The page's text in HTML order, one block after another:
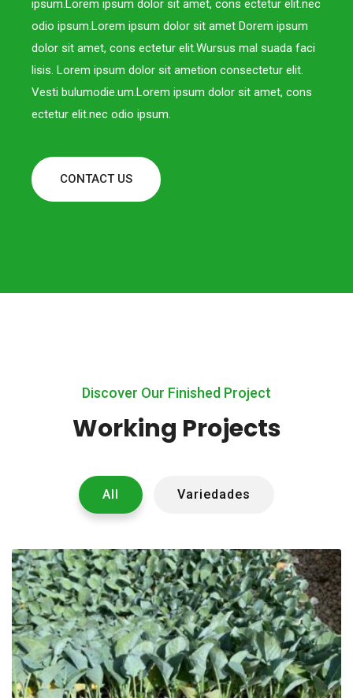
ipsum.Lorem ipsum dolor sit amet, cons ectetur elit.nec
odio ipsum.Lorem ipsum dolor sit amet Dorem ipsum
dolor sit amet, cons ectetur elit.Wursus mal suada faci
lisis. Lorem ipsum dolor sit ametion consectetur elit.
Vesti bulumodie.um.Lorem ipsum dolor sit amet, cons
ectetur elit.nec odio ipsum.
CONTACT US
Discover Our Finished Project
Working Projects
All Variedades